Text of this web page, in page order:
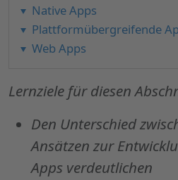
NativeApps
Plattformübergreifende
Web Apps
Lernziele für diesen
Den Unterschied
Ansätzen zur
Apps verdeutlichen